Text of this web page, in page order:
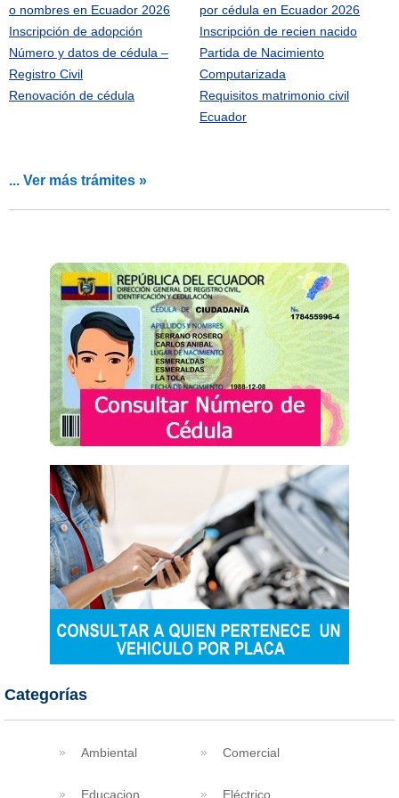
o nombres en Ecuador 2026
por cédula en Ecuador 2026
Inscripción de adopción
Inscripción de recien nacido
Número y datos de cédula –
Registro Civil
Partida de Nacimiento
Computarizada
Renovación de cédula
Requisitos matrimonio civil
Ecuador
... Ver más trámites »
Categorías
Ambiental Comercial
Educacion Eléctrico